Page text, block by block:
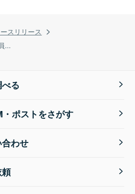
スリリース
...
る
ポストをさがす
わせ